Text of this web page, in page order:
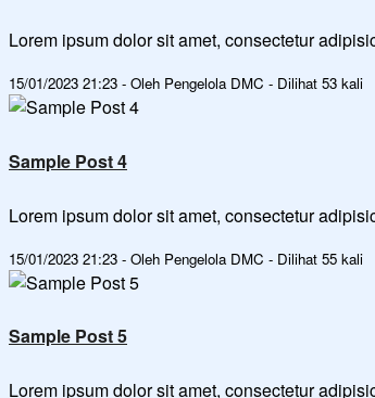
Lorem ipsum dolor sit amet, consectetur
15/01/2023 21:23 - Oleh Pengelola DMC - Dilihat 53 kali
Sample Post 4
Lorem ipsum dolor sit amet, consectetur
15/01/2023 21:23 - Oleh Pengelola DMC - Dilihat 55 kali
Sample Post 5
Lorem ipsum dolor sit amet, consectetur